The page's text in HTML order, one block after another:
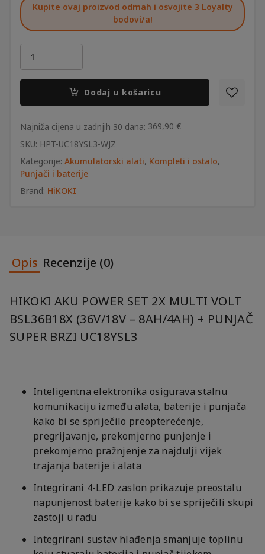
Kupite ovaj proizvod odmah i osvojite 3 Loyalty
bodovi/a!
aku
VOLT
(36V/18V
-
8Ah/4Ah)
+
Dodaj u košaricu
Najniža cijena u zadnjih 30 dana: 369,90 €
SKU: HPT-UC18YSL3-WJZ
Kategorije: Akumulatorski alati, Kompleti i ostalo,
Punjači i baterije
Brand: HiKOKI
Opis Recenzije (0)
HIKOKI AKU POWER SET 2X MULTI VOLT
BSL36B18X (36V/18V – 8AH/4AH) + PUNJAČ
SUPER BRZI UC18YSL3
Inteligentna elektronika osigurava stalnu
komunikaciju između alata, baterije i punjača
kako bi se spriječilo preopterećenje,
pregrijavanje, prekomjerno punjenje i
prekomjerno pražnjenje za najdulji vijek
trajanja baterije i alata
Integrirani 4-LED zaslon prikazuje preostalu
napunjenost baterije kako bi se spriječili skupi
zastoji u radu
Integrirani sustav hlađenja smanjuje toplinu